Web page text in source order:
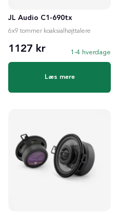
JL Audio C1-690tx
6x9 tommer koaksialhøjttalere
1127 kr 1-4 hverdage
Læs mere